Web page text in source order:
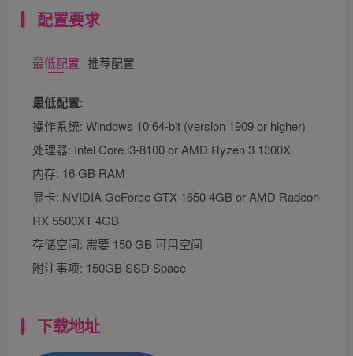
配置要求
最低配置 推荐配置
最低配置:
操作系统: Windows 10 64-bit (version 1909 or higher)
处理器: Intel Core i3-8100 or AMD Ryzen 3 1300X
内存: 16 GB RAM
显卡: NVIDIA GeForce GTX 1650 4GB or AMD Radeon
RX 5500XT 4GB
存储空间: 需要 150 GB 可用空间
附注事项: 150GB SSD Space
下载地址